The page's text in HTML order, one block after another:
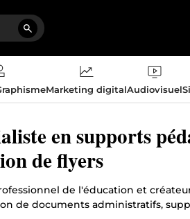
Marketing digitalAudiovisuel
en supports
de flyers
de l'éducation et
de documents administratifs,